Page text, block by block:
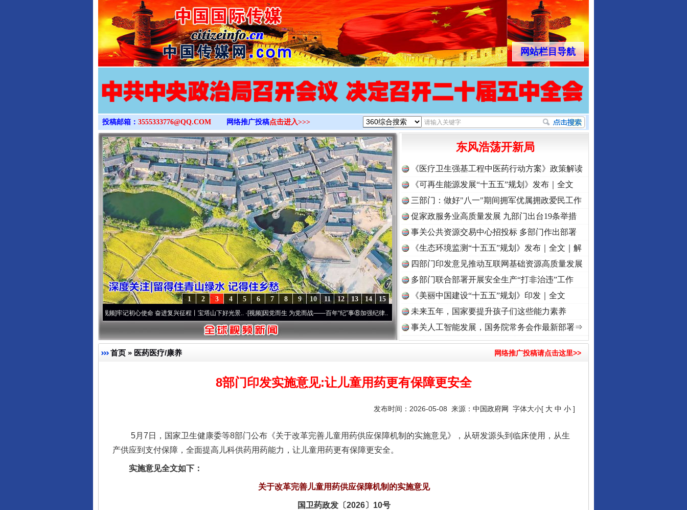
>
网站栏目导航
投稿邮箱： 3555333776@QQ.COM 网络推广投稿点击进入>>>
15
14
13
12
11
10
9
8
7
6
5
4
3
2
1
牢记初心使命 奋进复兴征程丨宝塔山下好光景..·[视频]因党而生 为党而战——百年“纪”事⑧加强纪律..·[视频]牢记初心使命 奋进复兴征程丨“转折之城”激荡..·[视频]牢记初心使命 奋进复兴征程丨红船起航处 潮起..
东风浩荡开新局
《医疗卫生强基工程中医药行动方案》政策解读
《可再生能源发展“十五五”规划》发布｜全文
三部门：做好"八一"期间拥军优属拥政爱民工作
促家政服务业高质量发展 九部门出台19条举措
事关公共资源交易中心招投标 多部门作出部署
《生态环境监测“十五五”规划》发布｜全文｜解
读
四部门印发意见推动互联网基础资源高质量发展
多部门联合部署开展安全生产“打非治违”工作
《美丽中国建设“十五五”规划》印发｜全文
未来五年，国家要提升孩子们这些能力素养
事关人工智能发展，国务院常务会作最新部署⇒
首页 » 医药医疗/康养 网络推广投稿请点击这里>>
8部门印发实施意见:让儿童用药更有保障更安全
发布时间：2026-05-08 来源： 中国政府网 字体大小[ 大 中 小 ]
5月7日，国家卫生健康委等8部门公布《关于改革完善儿童用药供应保障机制的实施意见》，从研发源头到临床使用，从生
产供应到支付保障，全面提高儿科供药用药能力，让儿童用药更有保障更安全。
实施意见全文如下：
关于改革完善儿童用药供应保障机制的实施意见
国卫药政发〔2026〕10号